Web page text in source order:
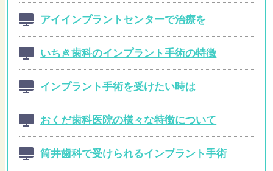
アイインプラントセンターで治療を
いちき歯科のインプラント手術の特徴
インプラント手術を受けたい時は
おくだ歯科医院の様々な特徴について
筒井歯科で受けられるインプラント手術